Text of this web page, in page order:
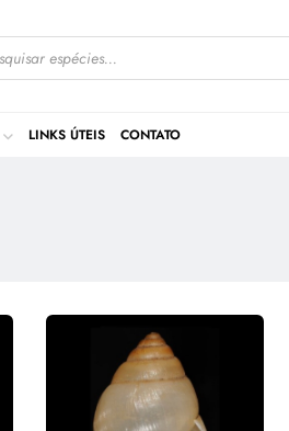
LINKS ÚTEIS CONTATO